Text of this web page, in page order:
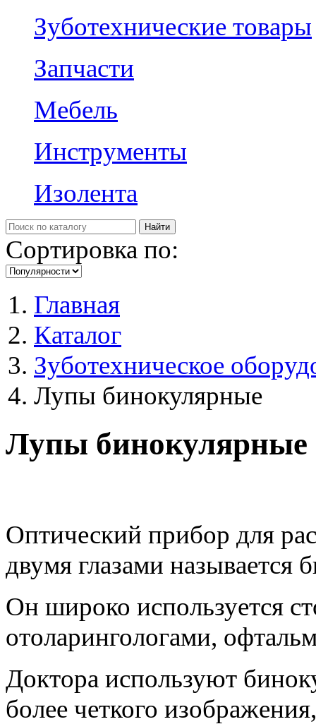
Зуботехнические товары
Запчасти
Мебель
Инструменты
Изолента
Сортировка по:
Главная
Каталог
Зуботехническое
Лупы бинокулярные
Лупы бинокулярные
Оптический прибор для
двумя глазами называется
Он широко используется
отоларингологами,
Доктора используют
более четкого